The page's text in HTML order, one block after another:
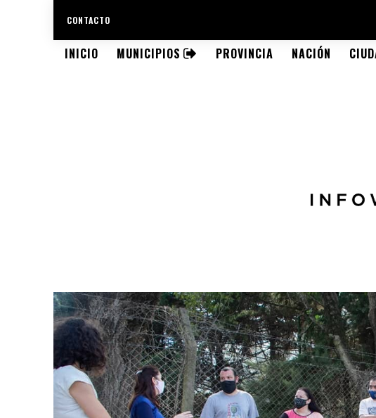
CONTACTO
INICIO MUNICIPIOS PROVINCIA NACIÓN